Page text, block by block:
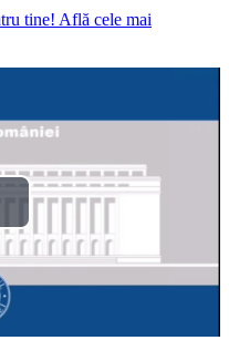
tine! Află cele mai